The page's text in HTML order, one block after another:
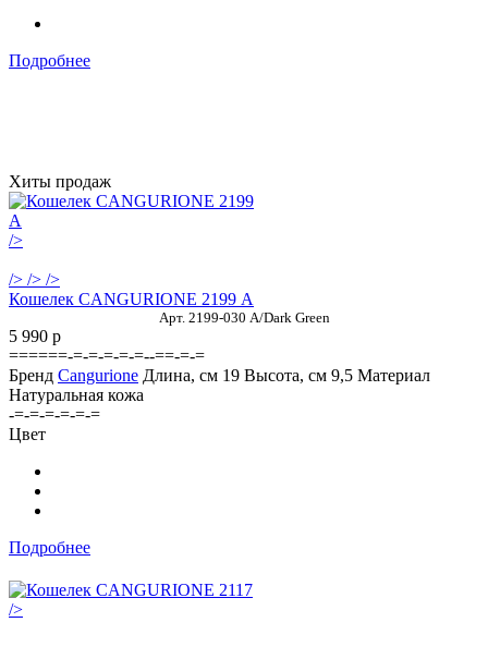
Подробнее
Хиты продаж
/>
/> /> />
Кошелек CANGURIONE 2199 А
Арт. 2199-030 A/Dark Green
5 990 p
======-=-=-=-=-=--==-=-=
Бренд Cangurione Длина, см 19 Высота, см 9,5 Материал
Натуральная кожа
-=-=-=-=-=-=
Цвет
Подробнее
/>